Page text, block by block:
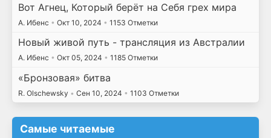
Вот Агнец, Который берёт на Себя грех мира
А. Ибенс • Окт 10, 2024 • 1153 Отметки
Новый живой путь - трансляция из Австралии
А. Ибенс • Окт 05, 2024 • 1185 Отметки
«Бронзовая» битва
R. Olschewsky • Сен 10, 2024 • 1103 Отметки
Самые читаемые